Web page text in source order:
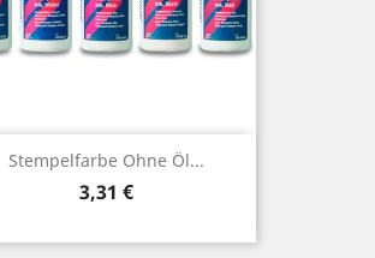
Stempelfarbe Ohne Öl...
Preis
3,31 €